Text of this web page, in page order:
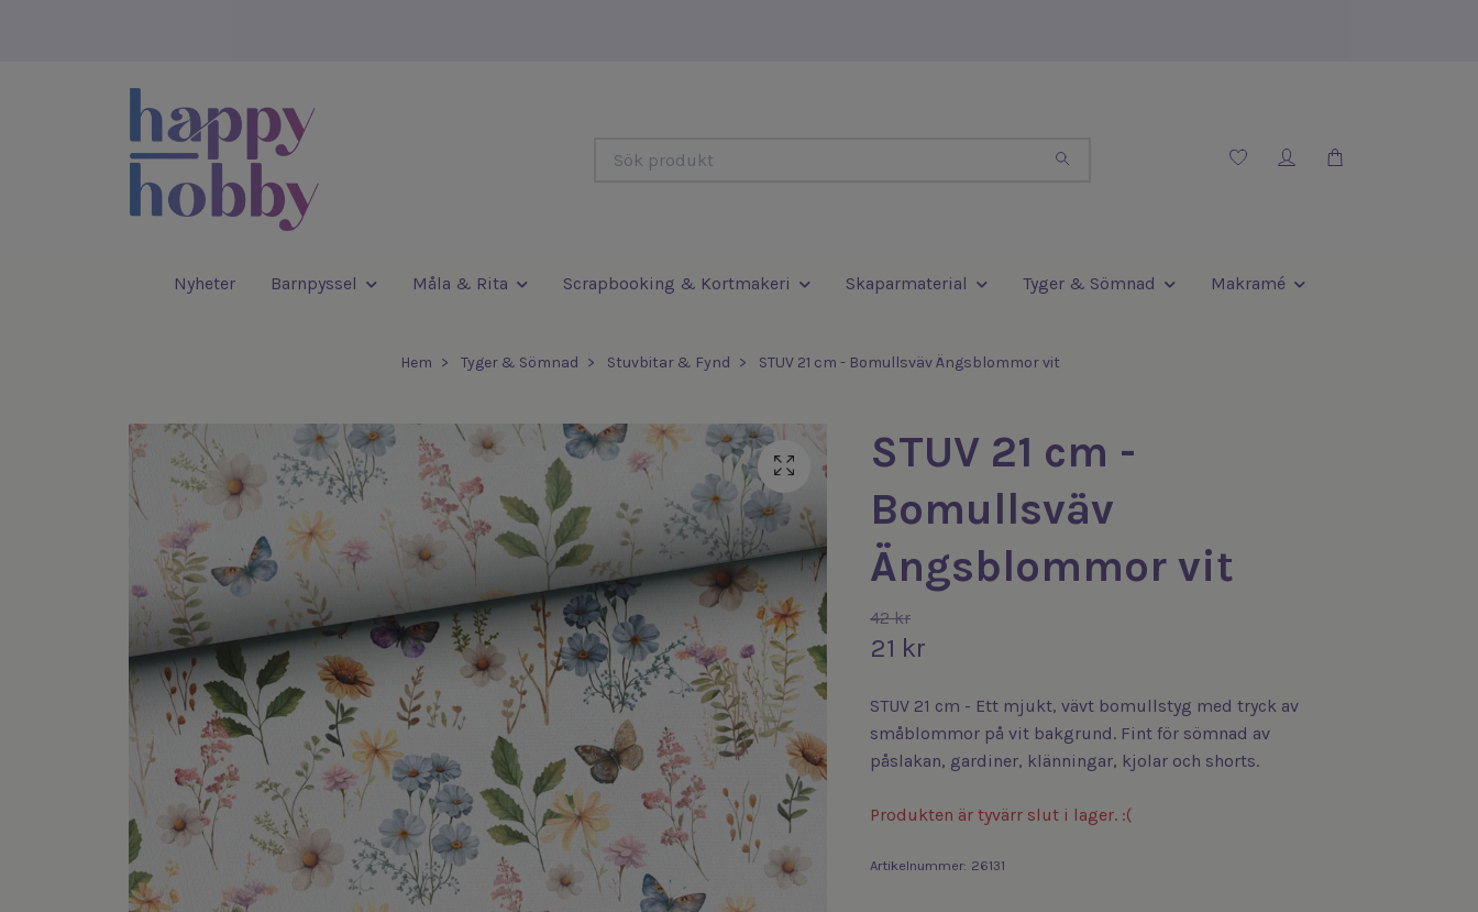
Nyheter Barnpyssel Måla & Rita Scrapbooking & Kortmakeri Skaparmaterial Tyger & Sömnad Makramé
Hem Tyger & Sömnad Stuvbitar & Fynd STUV 21 cm - Bomullsväv Ängsblommor vit
STUV 21 cm -
Bomullsväv
Ängsblommor vit
42 kr
21 kr
STUV 21 cm - Ett mjukt, vävt bomullstyg med tryck av
småblommor på vit bakgrund. Fint för sömnad av
påslakan, gardiner, klänningar, kjolar och shorts.
Produkten är tyvärr slut i lager. :(
Artikelnummer: 26131